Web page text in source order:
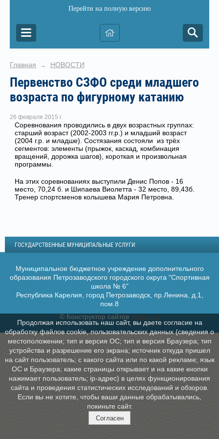
Перейти на полную версию
Главная → НОВОСТИ
Первенство СЗФО среди младшего
возраста по фигурному катанию
26 февраля 2015 г.
Соревнования проводились в двух возрастных группах:
старший возраст (2002-2003 гг.р.) и младший возраст
(2004 г.р. и младше). Состязания состояли из трёх
сегментов: элементы (прыжок, каскад, комбинация
вращений, дорожка шагов), короткая и произвольная
программы.
На этих соревнованиях выступили Денис Попов - 16
место, 70,24 б. и Шипаева Виолетта - 32 место, 89,43б.
Тренер спортсменов колышева Мария Петровна.
ГОСУДАРСТВЕННЫЕ МУНИЦИПАЛЬНЫЕ УСЛУГИ
Муниципальное бюджетное учреждение дополнительного
образования Петрозаводского городского округа "Спортивная
школа № 6"
Республика Карелия, город Петрозаводск, пр.Ленина, д.1,
пом.8
© Конструктор сайтов Nubex.ru
Продолжая использовать наш сайт, вы даете согласие на
обработку файлов cookie, пользовательских данных (сведения о
местоположении; тип и версия ОС; тип и версия Браузера; тип
устройства и разрешение его экрана; источник откуда пришел
на сайт пользователь; с какого сайта или по какой рекламе; язык
ОС и Браузера; какие страницы открывает и на какие кнопки
нажимает пользователь; ip-адрес) в целях функционирования
сайта и проведения статистических исследований и обзоров.
Если вы не хотите, чтобы ваши данные обрабатывались,
покиньте сайт.
Согласен